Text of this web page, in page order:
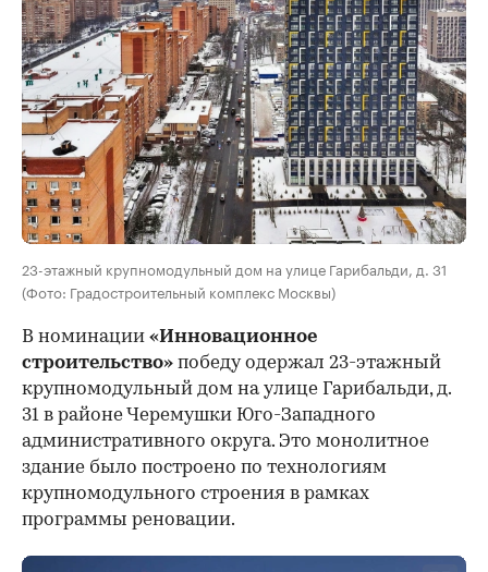
23-этажный крупномодульный дом на улице Гарибальди, д. 31
(Фото: Градостроительный комплекс Москвы)
В номинации «Инновационное
строительство» победу одержал 23-этажный
крупномодульный дом на улице Гарибальди, д.
31 в районе Черемушки Юго-Западного
административного округа. Это монолитное
здание было построено по технологиям
крупномодульного строения в рамках
программы реновации.